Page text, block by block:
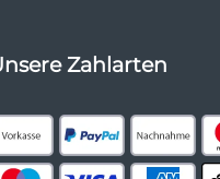
Zahlarten